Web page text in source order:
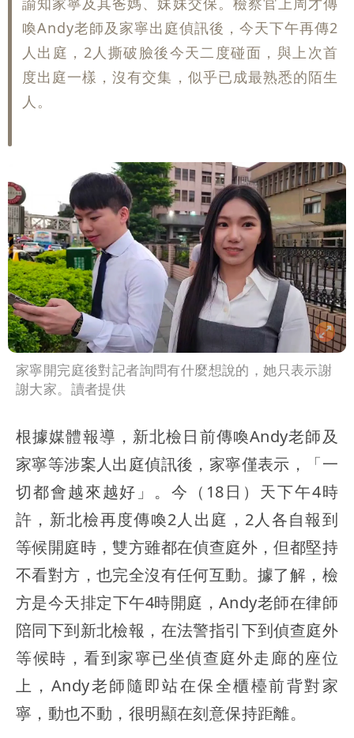
喚Andy老師及家寧出庭偵訊後，今天下午再傳2
人出庭，2人撕破臉後今天二度碰面，與上次首
度出庭一樣，沒有交集，似乎已成最熟悉的陌生
人。
家寧開完庭後對記者詢問有什麼想說的，她只表示謝
謝大家。讀者提供
根據媒體報導，新北檢日前傳喚Andy老師及
家寧等涉案人出庭偵訊後，家寧僅表示，「一
切都會越來越好」。今（18日）天下午4時
許，新北檢再度傳喚2人出庭，2人各自報到
等候開庭時，雙方雖都在偵查庭外，但都堅持
不看對方，也完全沒有任何互動。據了解，檢
方是今天排定下午4時開庭，Andy老師在律師
陪同下到新北檢報，在法警指引下到偵查庭外
等候時，看到家寧已坐偵查庭外走廊的座位
上，Andy老師隨即站在保全櫃檯前背對家
寧，動也不動，很明顯在刻意保持距離。